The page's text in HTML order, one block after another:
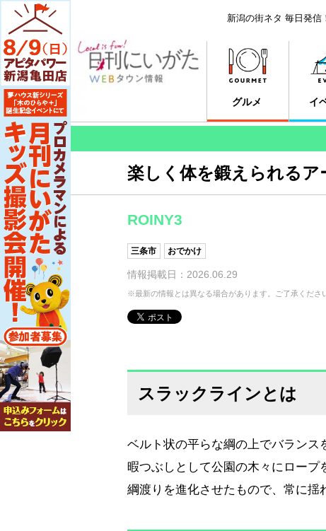
新潟の街ネタ 毎日発信
グルメ イ
楽しく体を鍛えられる
ROINY3
三条市 おでかけ
情報掲載日：2026.06.29
※最新の情報とは異なる場合があります。ご了承くださ
スラックラインとは
ベルト状の平らな綱の上でバランス
暇つぶしとして公園の木々にロープ
綱渡りを進化させたもので、常に揺